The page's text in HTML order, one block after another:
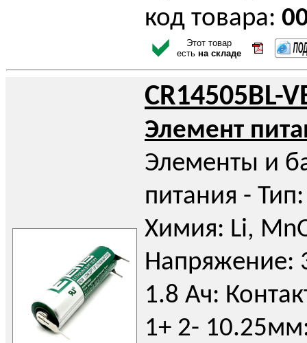
код товара:
Этот товар
есть на складе
CR14505BL-
Элемент
Элементы и
питания -
Химия: Li,
Напряжение:
1.8 Ач:
1+ 2-